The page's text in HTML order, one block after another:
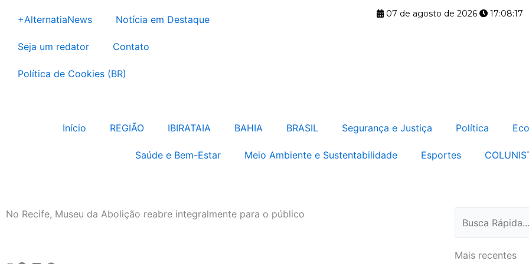
para
conteúdo
+AlternatiaNews Notícia em Destaque
Seja um redator Contato
Política de Cookies (BR)
07 de agosto de 2026 17:08:17
Início REGIÃO IBIRATAIA BAHIA BRASIL Segurança e Justiça Política
Saúde e Bem-Estar Meio Ambiente e Sustentabilidade Esportes
No Recife, Museu da Abolição reabre integralmente para o público
Mais recentes